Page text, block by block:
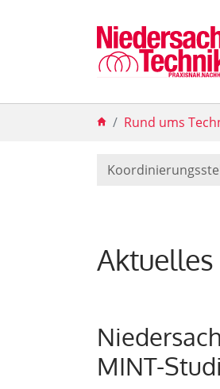
Rund ums
Aktuelles
MINT-